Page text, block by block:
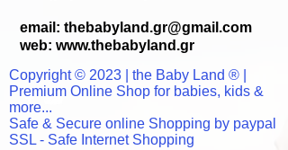
email: thebabyland.gr@gmail.com
web: www.thebabyland.gr
Copyright © 2023 | the Baby Land ® |
Premium Online Shop for babies, kids &
more...
Safe & Secure online Shopping by paypal
SSL - Safe Internet Shopping